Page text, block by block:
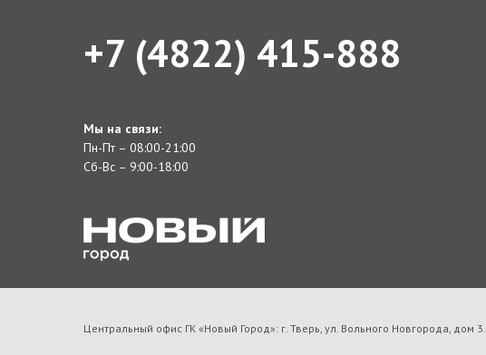
+7 (4822) 415-888
Мы на связи:
Пн-Пт – 08:00-21:00
Сб-Вс – 9:00-18:00
Центральный офис ГК «Новый Город»: г. Тверь, ул. Вольного Новгорода, дом 3.